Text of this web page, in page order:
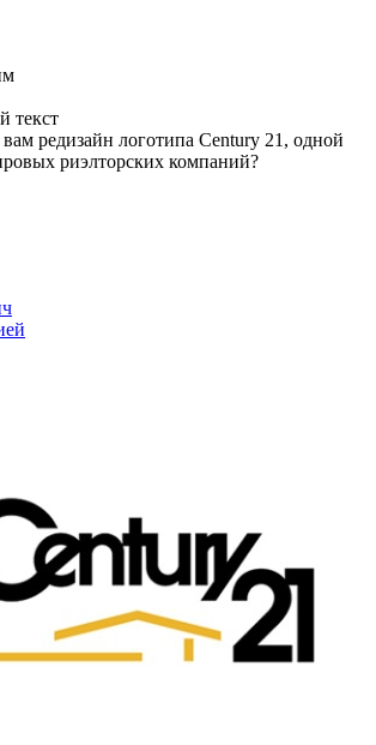
текст
редизайн логотипа Century 21, одной
риэлторских компаний?